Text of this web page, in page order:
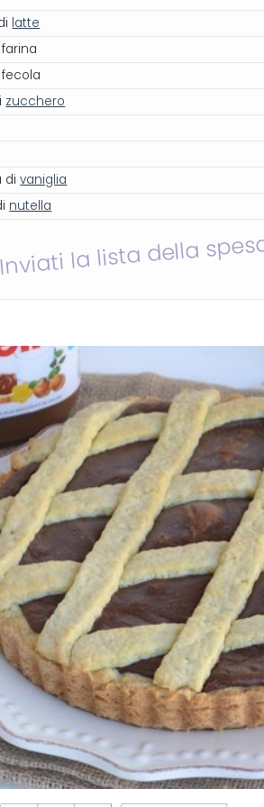
latte
zucchero
divaniglia
nutella
la lista della